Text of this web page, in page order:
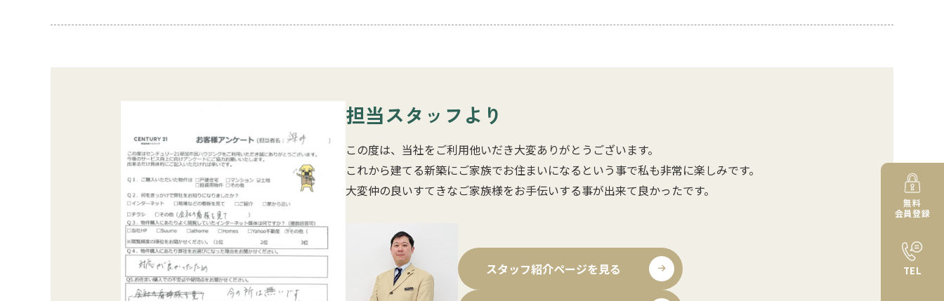
担当スタッフより
この度は、当社をご利用他いだき大変ありがとうございます。
これから建てる新築にご家族でお住まいになるという事で私も非常に楽しみです。
大変仲の良いすてきなご家族様をお手伝いする事が出来て良かったです。
スタッフ紹介ページを見る
無料
会員登録
TEL